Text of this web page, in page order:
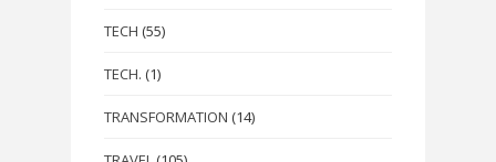
TECH (55)
TECH. (1)
TRANSFORMATION (14)